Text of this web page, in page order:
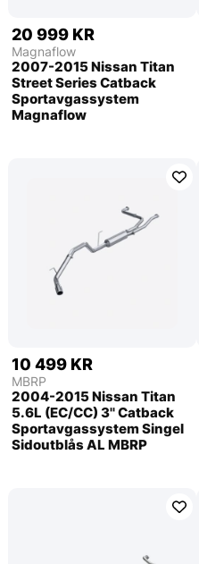
20 999 KR
Magnaflow
2007-2015 Nissan Titan
Street Series Catback
Sportavgassystem
Magnaflow
10 499 KR
MBRP
2004-2015 Nissan Titan
5.6L (EC/CC) 3'' Catback
Sportavgassystem Singel
Sidoutblås AL MBRP